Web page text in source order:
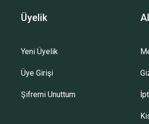
Üyelik
Yeni Üyelik
Üye Girişi
Şifremi Unuttum